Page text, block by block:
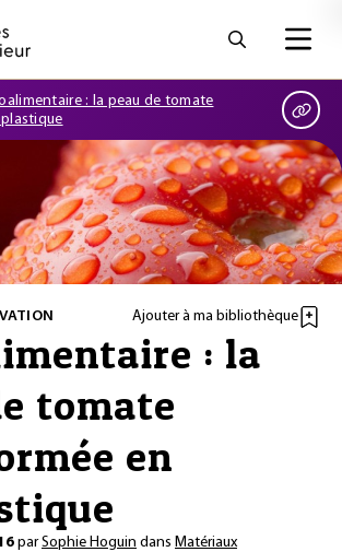
: la peau de tomate
Ajouter à ma bibliothèque
: la
tomate
en
parSophie Hoguin dans Matériaux